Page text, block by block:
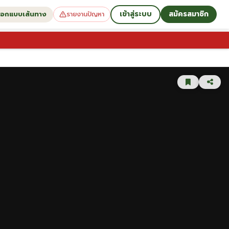
กแบบเส้นทาง รายงานปัญหา เข้าสู่ระบบ สมัครสมาชิก